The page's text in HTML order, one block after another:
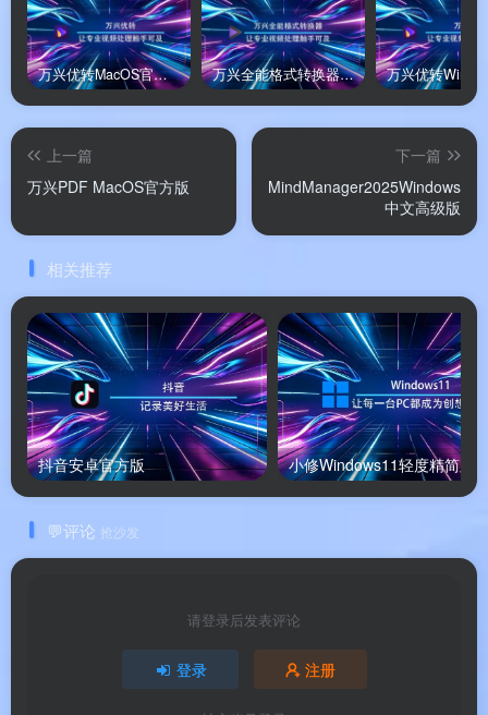
🖥️Office 式界面设计：全新 UI 设计，扁平化按
钮，操作逻辑与 Office 软件一致，原有 Office 用户
可以零学习成本快速上手。
🤖
：多文档对话、跨文档摘要、
AI 翻译、语法检查、AI 生成内容检测、PDF 转
Markdown——让 AI 成为您的文档秘书。
📱多终端无缝协同
Android、iOS，一个账号打通所有设备，云端文档
实时同步。
💚绿色便携免安装：便携版写入 U 盘即插即用，
不写入注册表，无系统残留，配置保存于本地文件
夹，适合多机切换与临时使用。
🌐跨平台文件云服务：支持文档云端上传与共享，
团队成员可在文件上进行高亮显示、添加下划线和
注释，多人协同审阅。
万兴优转MacOS官方版 万兴全能格式转换器Windows绿色版
上一篇
万兴PDF MacOS官方版
下一篇
MindManager2025Windows
中文高级版
相关推荐
抖音安卓官方版 小修Windows11轻度精简版
💬评论 抢沙发
请登录后发表评论
登录 注册